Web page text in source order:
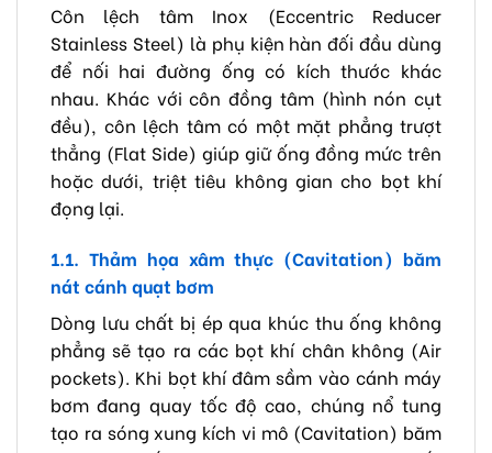
Côn lệch tâm Inox (Eccentric Reducer
Stainless Steel) là phụ kiện hàn đối đầu dùng
để nối hai đường ống có kích thước khác
nhau. Khác với côn đồng tâm (hình nón cụt
đều), côn lệch tâm có một mặt phẳng trượt
thẳng (Flat Side) giúp giữ ống đồng mức trên
hoặc dưới, triệt tiêu không gian cho bọt khí
đọng lại.
1.1. Thảm họa xâm thực (Cavitation) băm
nát cánh quạt bơm
Dòng lưu chất bị ép qua khúc thu ống không
phẳng sẽ tạo ra các bọt khí chân không (Air
pockets). Khi bọt khí đâm sầm vào cánh máy
bơm đang quay tốc độ cao, chúng nổ tung
tạo ra sóng xung kích vi mô (Cavitation) băm